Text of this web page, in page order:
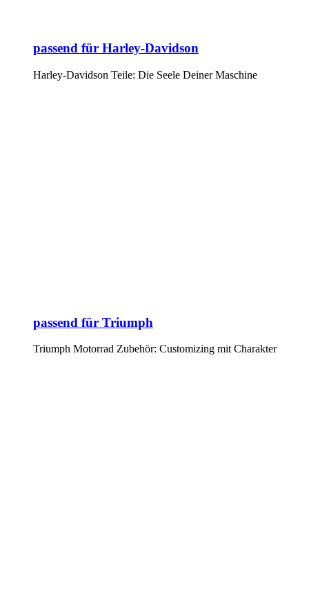
passend für Harley-Davidson
Harley-Davidson Teile: Die Seele Deiner Maschine
passend für Triumph
Triumph Motorrad Zubehör: Customizing mit Charakter